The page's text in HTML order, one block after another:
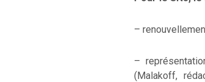
–
–
(Malakoff,